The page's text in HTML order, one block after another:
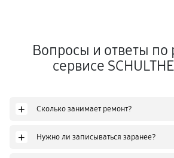
Вопросы и ответы по
сервисе
+ Сколько занимает ремонт?
+ Нужно ли записываться заранее?